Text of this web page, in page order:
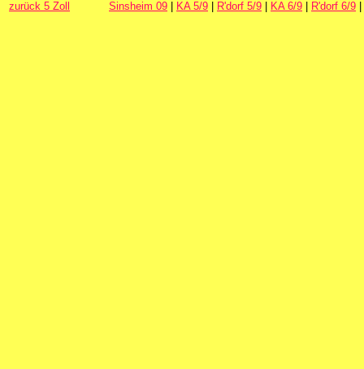
zurück 5 Zoll
Sinsheim 09
KA 5/9 R'dorf 5/9 KA 6/9 R'dorf 6/9